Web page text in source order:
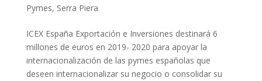
Pymes, Serra Piera
ICEX España Exportación e Inversiones destinará 6
millones de euros en 2019- 2020 para apoyar la
internacionalización de las pymes españolas que
deseen internacionalizar su negocio o consolidar su